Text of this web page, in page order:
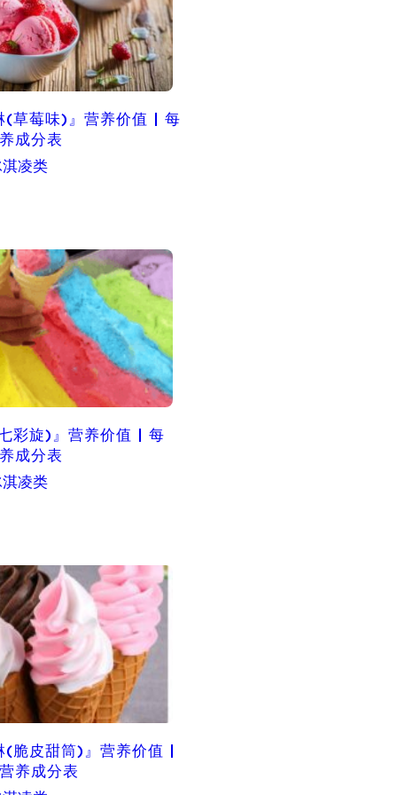
(草莓味)』营养价值 | 每
成分表
凌类
彩旋)』营养价值 | 每
成分表
凌类
(脆皮甜筒)』营养价值 |
养成分表